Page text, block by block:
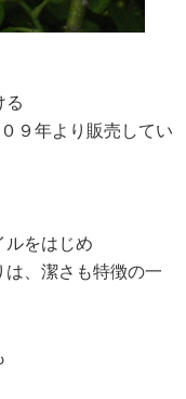
る
９年より販売してい
ルをはじめ
、潔さも特徴の一